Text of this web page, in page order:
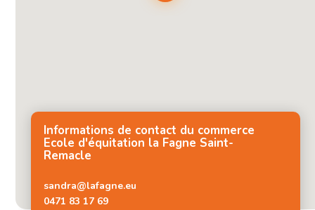
Informations de contact du commerce
Ecole d'équitation la Fagne Saint-
Remacle
sandra@lafagne.eu
0471 83 17 69